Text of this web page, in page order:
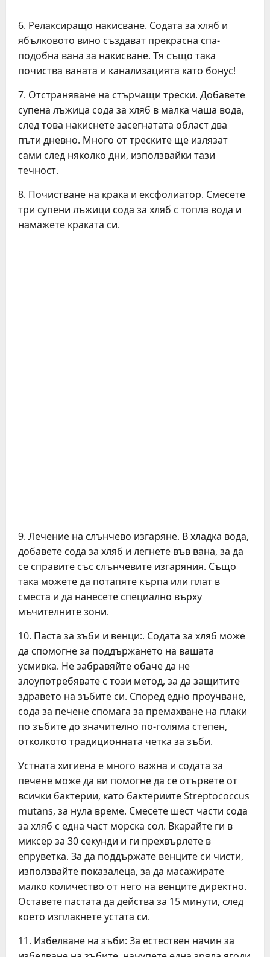
6. Релаксиращо накисване. Содата за хляб и
ябълковото вино създават прекрасна спа-
подобна вана за накисване. Тя също така
почиства ваната и канализацията като бонус!
7. Отстраняване на стърчащи трески. Добавете
супена лъжица сода за хляб в малка чаша вода,
след това накиснете засегнатата област два
пъти дневно. Много от треските ще излязат
сами след няколко дни, използвайки тази
течност.
8. Почистване на крака и ексфолиатор. Смесете
три супени лъжици сода за хляб с топла вода и
намажете краката си.
9. Лечение на слънчево изгаряне. В хладка вода,
добавете сода за хляб и легнете във вана, за да
се справите със слънчевите изгаряния. Също
така можете да потапяте кърпа или плат в
сместа и да нанесете специално върху
мъчителните зони.
10. Паста за зъби и венци:. Содата за хляб може
да спомогне за поддържането на вашата
усмивка. Не забравяйте обаче да не
злоупотребявате с този метод, за да защитите
здравето на зъбите си. Според едно проучване,
сода за печене спомага за премахване на плаки
по зъбите до значително по-голяма степен,
отколкото традиционната четка за зъби.
Устната хигиена е много важна и содата за
печене може да ви помогне да се отървете от
всички бактерии, като бактериите Streptococcus
mutans, за нула време. Смесете шест части сода
за хляб с една част морска сол. Вкарайте ги в
миксер за 30 секунди и ги прехвърлете в
епруветка. За да поддържате венците си чисти,
използвайте показалеца, за да масажирате
малко количество от него на венците директно.
Оставете пастата да действа за 15 минути, след
което изплакнете устата си.
11. Избелване на зъби: За естествен начин за